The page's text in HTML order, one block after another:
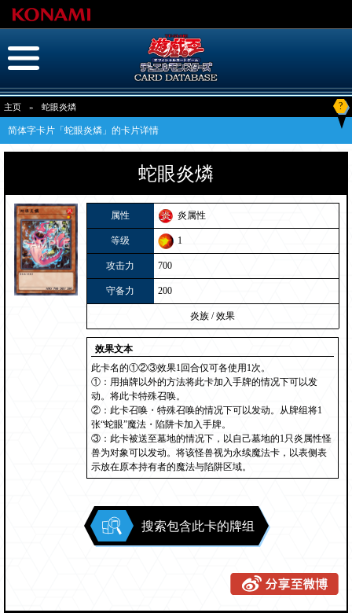
主页 » 蛇眼炎燐 ?
简体字卡片「蛇眼炎燐」的卡片详情
蛇眼炎燐
属性 炎属性
等级 1
攻击力 700
守备力 200
炎族 / 效果
效果文本
此卡名的①②③效果1回合仅可各使用1次。
①：用抽牌以外的方法将此卡加入手牌的情况下可以发
动。将此卡特殊召唤。
②：此卡召唤・特殊召唤的情况下可以发动。从牌组将1
张“蛇眼”魔法・陷阱卡加入手牌。
③：此卡被送至墓地的情况下，以自己墓地的1只炎属性怪
兽为对象可以发动。将该怪兽视为永续魔法卡，以表侧表
示放在原本持有者的魔法与陷阱区域。
搜索包含此卡的牌组